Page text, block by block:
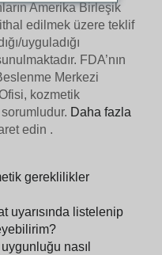
Amerika Birleşik
edilmek üzere teklif
uyguladığı
FDA’nın
Merkezi
kozmetik
Daha fazla
edin .
gereklilikler
uyarısında listelenip
nasıl